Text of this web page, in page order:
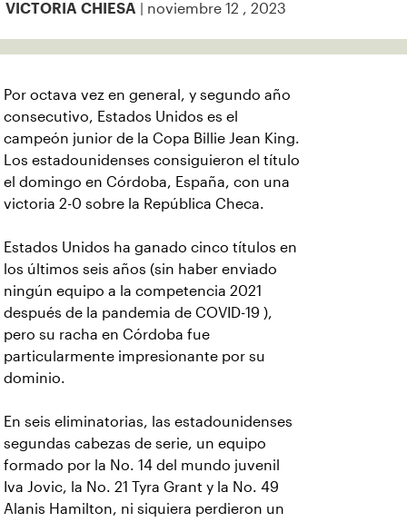
VICTORIA CHIESA | noviembre 12 , 2023
Por octava vez en general, y segundo año
consecutivo, Estados Unidos es el
campeón junior de la Copa Billie Jean King.
Los estadounidenses consiguieron el título
el domingo en Córdoba, España, con una
victoria 2-0 sobre la República Checa.
Estados Unidos ha ganado cinco títulos en
los últimos seis años (sin haber enviado
ningún equipo a la competencia 2021
después de la pandemia de COVID-19 ),
pero su racha en Córdoba fue
particularmente impresionante por su
dominio.
En seis eliminatorias, las estadounidenses
segundas cabezas de serie, un equipo
formado por la No. 14 del mundo juvenil
Iva Jovic, la No. 21 Tyra Grant y la No. 49
Alanis Hamilton, ni siquiera perdieron un